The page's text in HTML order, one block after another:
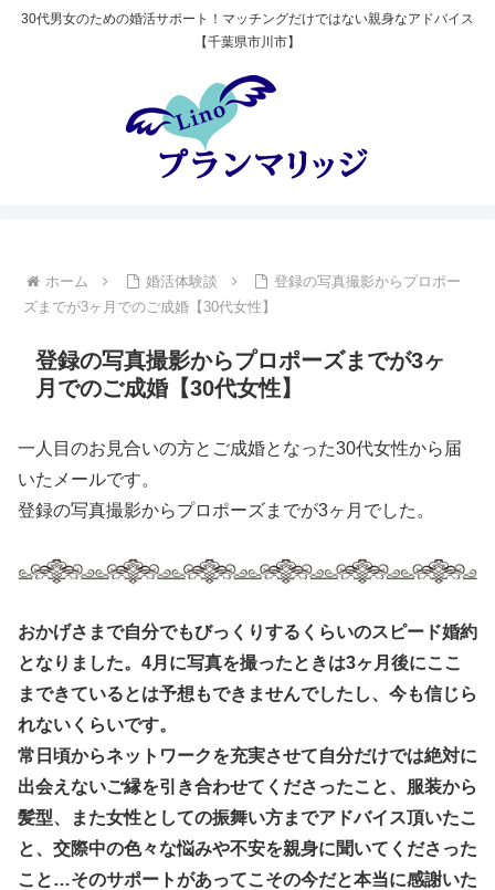
30代男女のための婚活サポート！マッチングだけではない親身なアドバイス
【千葉県市川市】
ホーム 婚活体験談
登録の写真撮影からプロポー
ズまでが3ヶ月でのご成婚【30代女性】
登録の写真撮影からプロポーズまでが3ヶ
月でのご成婚【30代女性】
一人目のお見合いの方とご成婚となった30代女性から届
いたメールです。
登録の写真撮影からプロポーズまでが3ヶ月でした。
おかげさまで自分でもびっくりするくらいのスピード婚約
となりました。4月に写真を撮ったときは3ヶ月後にここ
まできているとは予想もできませんでしたし、今も信じら
れないくらいです。
常日頃からネットワークを充実させて自分だけでは絶対に
出会えないご縁を引き合わせてくださったこと、服装から
髪型、また女性としての振舞い方までアドバイス頂いたこ
と、交際中の色々な悩みや不安を親身に聞いてくださった
こと…そのサポートがあってこその今だと本当に感謝いた